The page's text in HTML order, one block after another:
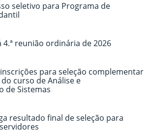
seletivo para Programa de
4.ª reunião ordinária de 2026
para seleção complementar
curso de Análise e
de Sistemas
resultado final de seleção para